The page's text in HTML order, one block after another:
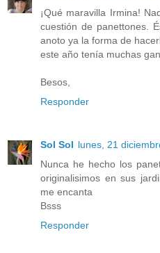
¡Qué maravilla Irmina!
cuestión de panettones.
anoto ya la forma de
este año tenía muchas
Besos,
Responder
Sol Sol lunes, 21
Nunca he hecho los
originalisimos en sus
me encanta
Bsss
Responder